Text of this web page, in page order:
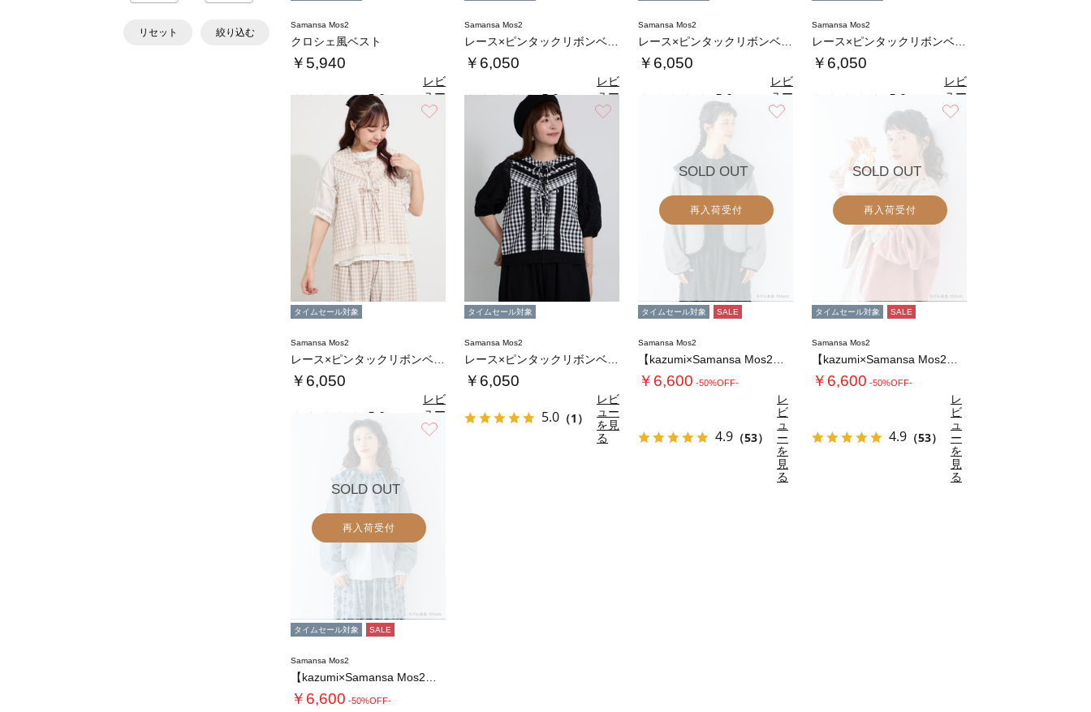
リセット 絞り込む
Samansa Mos2
クロシェ風ベスト
￥5,940
5.0（1）
レビ
ュー
を見
る
Samansa Mos2
￥6,050
5.0（1）
レビ
ュー
を見
る
Samansa Mos2
￥6,050
5.0
レビ
ュー
を見
る
Samansa Mos2
￥6,050
5.0
レビ
ュー
を見
る
タイムセール対象
Samansa Mos2
￥6,050
5.0
レビ
ュー
を見
る
タイムセール対象
Samansa Mos2
￥6,050
5.0 （1）
レビ
ュー
を見
る
SOLD OUT
再入荷受付
タイムセール対象 SALE
Samansa Mos2
￥6,600 -50%OFF-
4.9 （53）
レ
ビ
ュ
ー
を
見
る
SOLD OUT
再入荷受付
タイムセール対象 SALE
Samansa Mos2
￥6,600 -50%OFF-
4.9 （53）
レ
ビ
ュ
ー
を
見
る
お気に入り
SOLD OUT
再入荷受付
タイムセール対象 SALE
Samansa Mos2
￥6,600 -50%OFF-